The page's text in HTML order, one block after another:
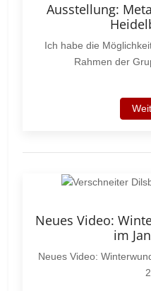
Ausstellung:
Ich habe die
Rahmen der
Neues Video:
im
Neues Video: